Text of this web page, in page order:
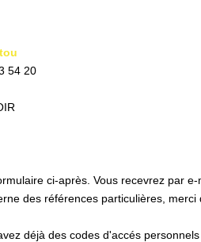
54 20
ci-après. Vous recevrez par
des références particulières, merci
déjà des codes d'accés